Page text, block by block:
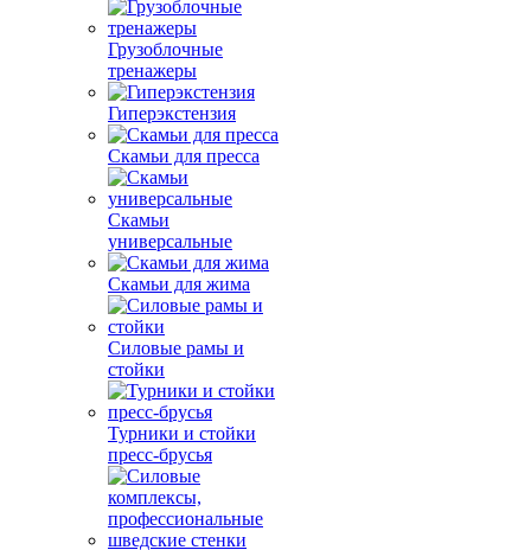
Грузоблочные
тренажеры
Гиперэкстензия
Скамьи для пресса
Скамьи
универсальные
Скамьи для жима
Силовые рамы и
стойки
Турники и стойки
пресс-брусья